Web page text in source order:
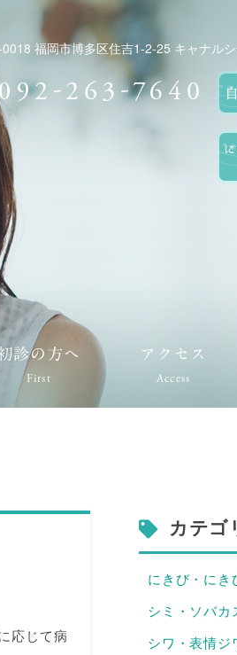
福岡市博多区住吉1-2-25 キャナル
診の方へ アクセス
応じて病
カテゴ
にきび・にき
シミ・ソバカ
シワ・表情ジ